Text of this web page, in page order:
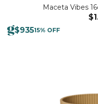
Maceta Vibes
$
$93515% OFF